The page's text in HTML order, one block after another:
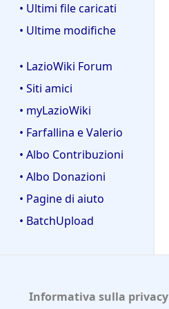
• Ultimi file caricati
• Ultime modifiche
• LazioWiki Forum
• Siti amici
• myLazioWiki
• Farfallina e Valerio
• Albo Contribuzioni
• Albo Donazioni
• Pagine di aiuto
• BatchUpload
Informativa sulla privacy